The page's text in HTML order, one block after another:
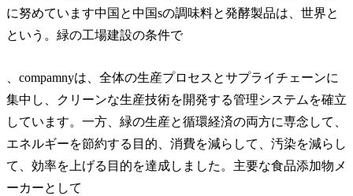
に努めています中国と中国sの調味料と発酵製品は、世界と
という。緑の工場建設の条件で
、compamnyは、全体の生産プロセスとサプライチェーンに
集中し、クリーンな生産技術を開発する管理システムを確立
しています。一方、緑の生産と循環経済の両方に専念して、
エネルギーを節約する目的、消費を減らして、汚染を減らし
て、効率を上げる目的を達成しました。主要な食品添加物メ
ーカーとして